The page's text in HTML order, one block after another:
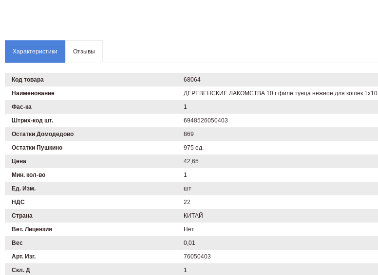
Характеристики Отзывы
Код товара
68064
Наименование
ДЕРЕВЕНСКИЕ ЛАКОМСТВА 10 г филе тунца нежное для кошек 1х10
Фас-ка
1
Штрих-код шт.
6948526050403
Остатки Домодедово
869
Остатки Пушкино
975 ед.
Цена
42,65
Мин. кол-во
1
Ед. Изм.
шт
НДС
22
Страна
КИТАЙ
Вет. Лицензия
Нет
Вес
0,01
Арт. Изг.
76050403
Скл. Д
1